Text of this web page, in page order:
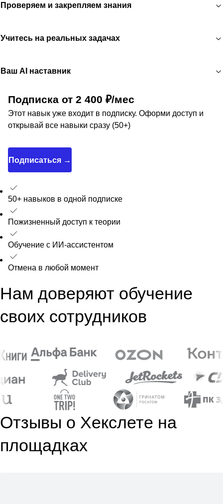
Проверяем и закрепляем знания
Учитесь на реальных задачах
Ваш AI наставник
Подписка от 2 400 ₽/мес
Этот навык уже входит в подписку. Оформи доступ и
открывай все навыки сразу (50+)
Подписаться →
50+ навыков в одной подписке
Пожизненный доступ к теории
Обучение с ИИ-ассистентом
Отмена в любой момент
Нам доверяют обучение
своих сотрудников
Отзывы о Хекслете на
площадках